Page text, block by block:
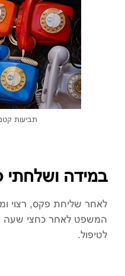
תביעות
במידה
לאחר שליחת פקס, רצוי
המשפט לאחר כחצי שעה
לטיפול.